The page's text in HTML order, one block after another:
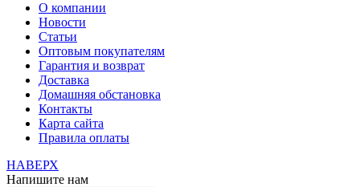
О компании
Новости
Статьи
Оптовым покупателям
Гарантия и возврат
Доставка
Домашняя обстановка
Контакты
Карта сайта
Правила оплаты
НАВЕРХ
Напишите нам